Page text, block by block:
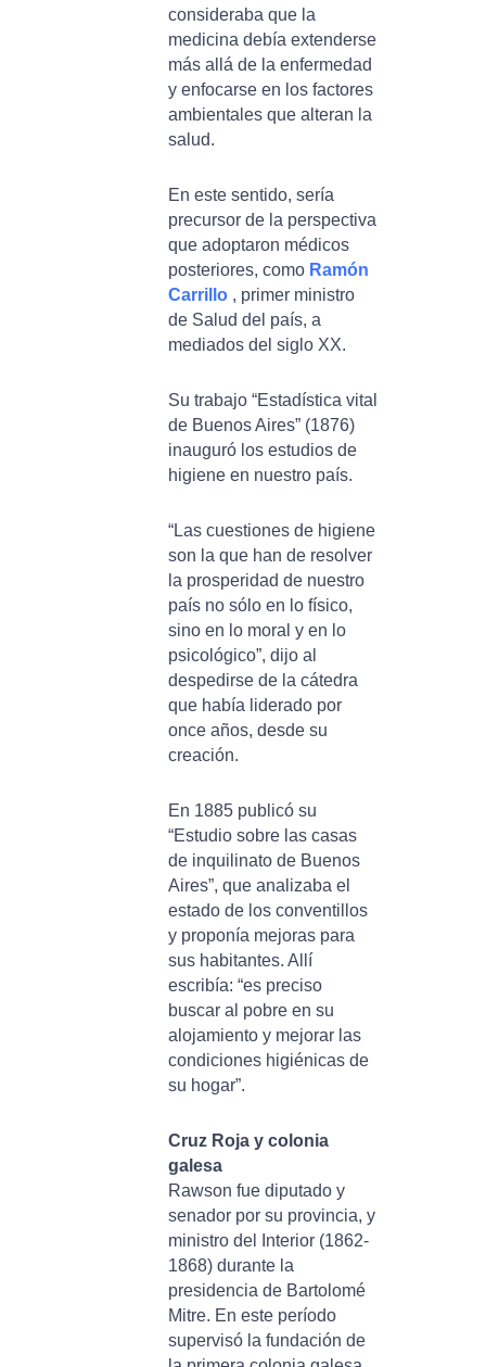
consideraba que la
medicina debía extenderse
más allá de la enfermedad
y enfocarse en los factores
ambientales que alteran la
salud.
En este sentido, sería
precursor de la perspectiva
que adoptaron médicos
posteriores, como Ramón
Carrillo , primer ministro
de Salud del país, a
mediados del siglo XX.
Su trabajo “Estadística vital
de Buenos Aires” (1876)
inauguró los estudios de
higiene en nuestro país.
“Las cuestiones de higiene
son la que han de resolver
la prosperidad de nuestro
país no sólo en lo físico,
sino en lo moral y en lo
psicológico”, dijo al
despedirse de la cátedra
que había liderado por
once años, desde su
creación.
En 1885 publicó su
“Estudio sobre las casas
de inquilinato de Buenos
Aires”, que analizaba el
estado de los conventillos
y proponía mejoras para
sus habitantes. Allí
escribía: “es preciso
buscar al pobre en su
alojamiento y mejorar las
condiciones higiénicas de
su hogar”.
Cruz Roja y colonia
galesa
Rawson fue diputado y
senador por su provincia, y
ministro del Interior (1862-
1868) durante la
presidencia de Bartolomé
Mitre. En este período
supervisó la fundación de